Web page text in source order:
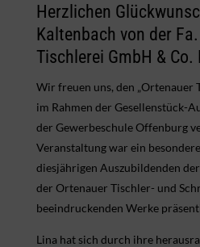
Herzlichen
Kaltenbach von der
Tischlerei GmbH & Co.
Wir freuen uns, den „Ortenauer
im Rahmen der Gesellenstück-
der Gewerbeschule Offenburg
Veranstaltung war ein
diesjährigen Auszubildenden
der Ortenauer Tischler- und
beeindruckenden Werke
Lina hat sich durch ihre